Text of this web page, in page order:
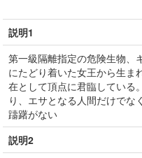
説明1
第一級隔離指定の危険生物、
にたどり着いた女王から生ま
在として頂点に君臨している
り、エサとなる人間だけでな
躊躇がない
説明2